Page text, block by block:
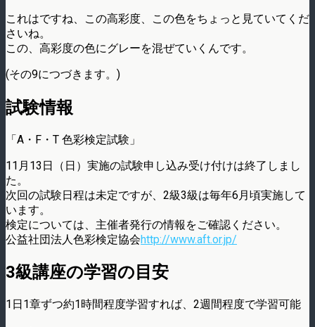
これはですね、この高彩度、この色をちょっと見ていてくだ
さいね。
この、高彩度の色にグレーを混ぜていくんです。
(その9につづきます。)
試験情報
「A・F・T 色彩検定試験」
11月13日（日）実施の試験申し込み受け付けは終了しまし
た。
次回の試験日程は未定ですが、2級3級は毎年6月頃実施して
います。
検定については、主催者発行の情報をご確認ください。
公益社団法人色彩検定協会http://www.aft.or.jp/
3級講座の学習の目安
1日1章ずつ約1時間程度学習すれば、2週間程度で学習可能